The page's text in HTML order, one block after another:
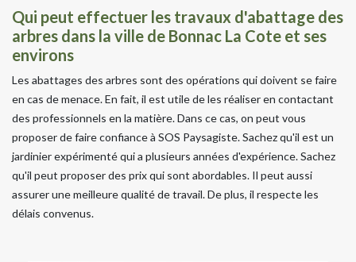
Qui peut effectuer les travaux d'abattage des
arbres dans la ville de Bonnac La Cote et ses
environs
Les abattages des arbres sont des opérations qui doivent se faire
en cas de menace. En fait, il est utile de les réaliser en contactant
des professionnels en la matière. Dans ce cas, on peut vous
proposer de faire confiance à SOS Paysagiste. Sachez qu'il est un
jardinier expérimenté qui a plusieurs années d'expérience. Sachez
qu'il peut proposer des prix qui sont abordables. Il peut aussi
assurer une meilleure qualité de travail. De plus, il respecte les
délais convenus.